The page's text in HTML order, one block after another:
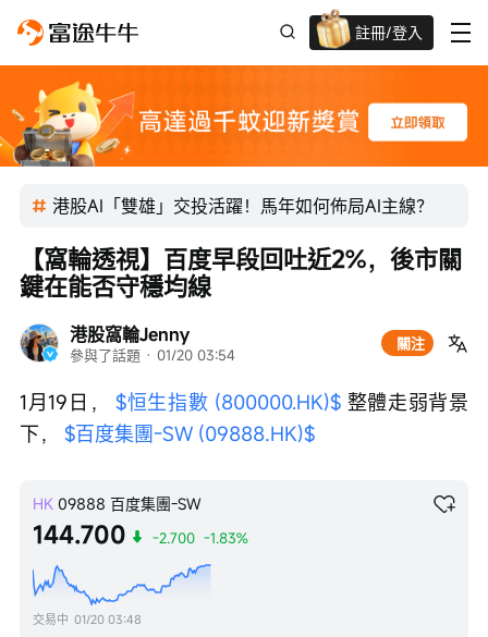
註冊/登入
迎新驚喜賞 股票/BTC等任你揀!
港股AI「雙雄」交投活躍！馬年如何佈局AI主線？
港股窩輪Jenny
參與了話題 · 01/20 03:54
關注
【窩輪透視】百度早段回吐近2%，後市關
鍵在能否守穩均線
1月19日， $恒生指數 (800000.HK)$ 整體走弱背景
下， $百度集團-SW (09888.HK)$
HK 09888 百度集團-SW
144.700 -2.700 -1.83%
交易中 01/20 03:48